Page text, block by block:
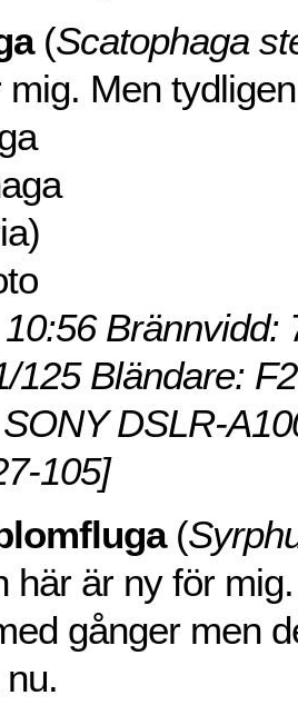
(Scatophaga
mig. Men
Brännvidd:
125 Bländare:
DSLR-
105]
(
här är ny för
gånger men